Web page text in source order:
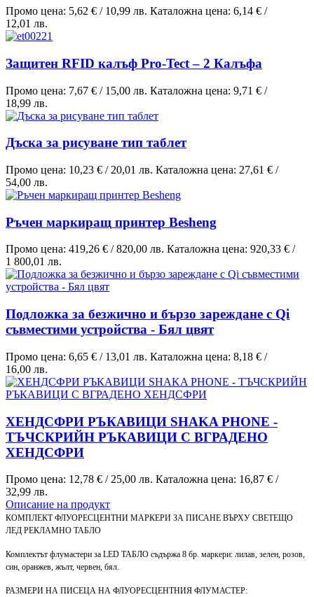
Промо цена: 5,62 € / 10,99 лв. Каталожна цена: 6,14 € /
12,01 лв.
Защитен RFID калъф Pro-Tect – 2 Калъфа
Промо цена: 7,67 € / 15,00 лв. Каталожна цена: 9,71 € /
18,99 лв.
Дъска за рисуване тип таблет
Промо цена: 10,23 € / 20,01 лв. Каталожна цена: 27,61 € /
54,00 лв.
Ръчен маркиращ принтер Besheng
Промо цена: 419,26 € /820,00 лв. Каталожна цена: 920,33 € /
1 800,01 лв.
Подложка за безжично и бързо зареждане с Qi
съвместими устройства - Бял цвят
Промо цена: 6,65 € / 13,01 лв. Каталожна цена: 8,18 € /
16,00 лв.
ХЕНДСФРИ РЪКАВИЦИ SHAKA PHONE -
ТЪЧСКРИЙН РЪКАВИЦИ С ВГРАДЕНО
ХЕНДСФРИ
Промо цена: 12,78 € / 25,00 лв. Каталожна цена: 16,87 € /
32,99 лв.
Описание на продукт
КОМПЛЕКТ ФЛУОРЕСЦЕНТНИ МАРКЕРИ ЗА ПИСАНЕ ВЪРХУ СВЕТЕЩО
ЛЕД РЕКЛАМНО ТАБЛО
Комплектът флумастери за LED ТАБЛО съдържа 8 бр. маркери: лилав, зелен, розов,
син, оранжев, жълт, червен, бял.
РАЗМЕРИ НА ПИСЕЦА НА ФЛУОРЕСЦЕНТНИЯ ФЛУМАСТЕР: